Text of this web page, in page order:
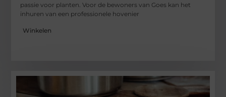
passie voor planten. Voor de bewoners van Goes kan het
inhuren van een professionele hovenier
Winkelen